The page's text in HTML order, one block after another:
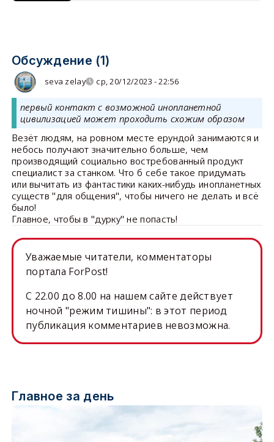
Обсуждение (1)
seva zelay ср, 20/12/2023 - 22:56
первый контакт с возможной инопланетной
цивилизацией может проходить схожим образом
Везёт людям, на ровном месте ерундой занимаются и
небось получают значительно больше, чем
производящий социально востребованный продукт
специалист за станком. Что б себе такое придумать
или вычитать из фантастики каких-нибудь инопланетных
существ "для общения", чтобы ничего не делать и всё
было!
Главное, чтобы в "дурку" не попасть!
Уважаемые читатели, комментаторы
портала ForPost!
C 22.00 до 8.00 на нашем сайте действует
ночной "режим тишины": в этот период
публикация комментариев невозможна.
Главное за день